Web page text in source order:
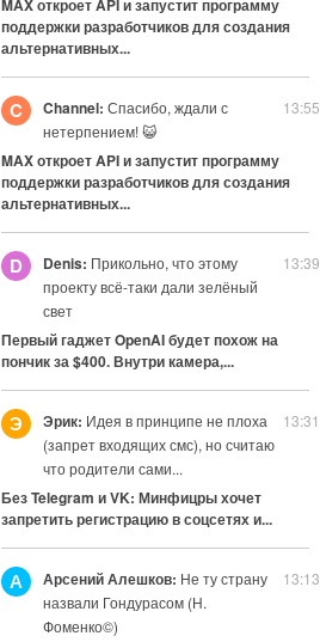
MAX откроет API и запустит программу
поддержки разработчиков для создания
альтернативных...
13:55
C Channel: Спасибо, ждали с
нетерпением! 😺
MAX откроет API и запустит программу
поддержки разработчиков для создания
альтернативных...
13:39
D Denis: Прикольно, что этому
проекту всё-таки дали зелёный
свет
Первый гаджет OpenAI будет похож на
пончик за $400. Внутри камера,...
13:31
Э Эрик: Идея в принципе не плоха
(запрет входящих смс), но считаю
что родители сами...
Без Telegram и VK: Минфицры хочет
запретить регистрацию в соцсетях и...
13:13
А Арсений Алешков: Не ту страну
назвали Гондурасом (Н.
Фоменко©)